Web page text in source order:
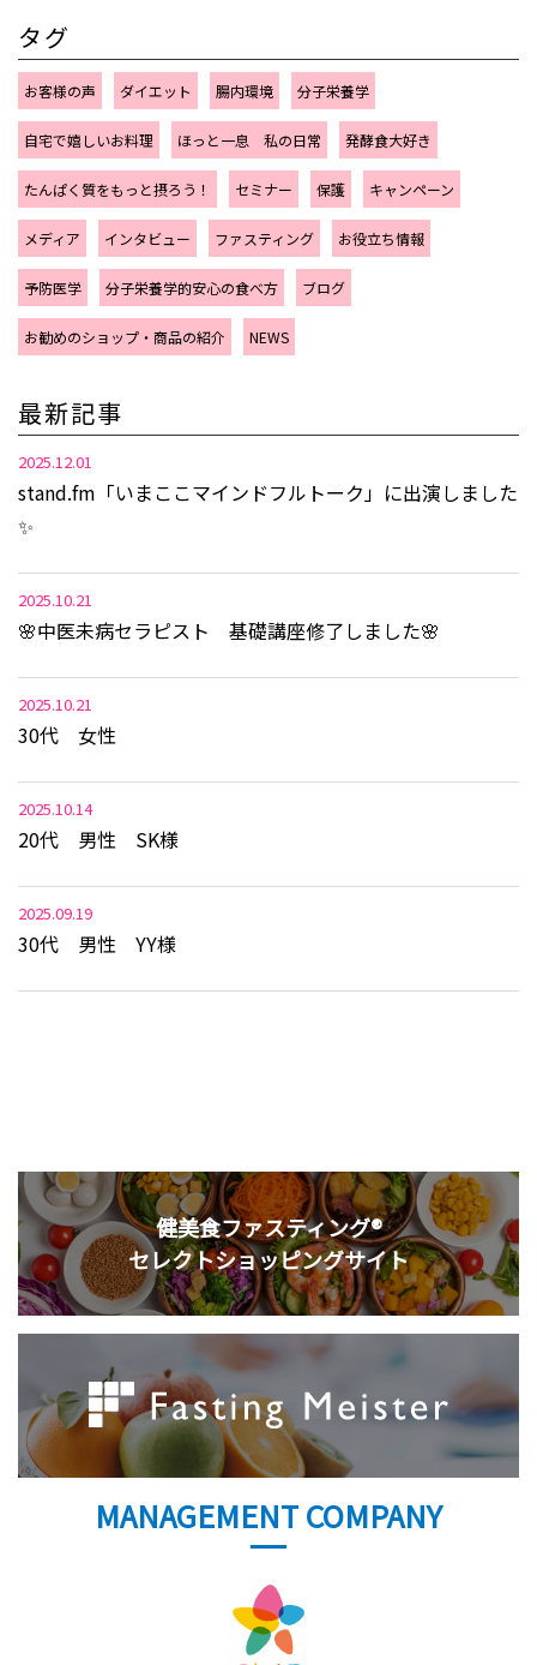
タグ
お客様の声 ダイエット 腸内環境 分子栄養学
自宅で嬉しいお料理 ほっと一息 私の日常 発酵食大好き
たんぱく質をもっと摂ろう！ セミナー 保護 キャンペーン
メディア インタビュー ファスティング お役立ち情報
予防医学 分子栄養学的安心の食べ方 ブログ
お勧めのショップ・商品の紹介 NEWS
最新記事
2025.12.01
stand.fm「いまここマインドフルトーク」に出演しました
✨
2025.10.21
🌸中医未病セラピスト 基礎講座修了しました🌸
2025.10.21
30代 女性
2025.10.14
20代 男性 SK様
2025.09.19
30代 男性 YY様
健美食ファスティング®
セレクトショッピングサイト
MANAGEMENT COMPANY